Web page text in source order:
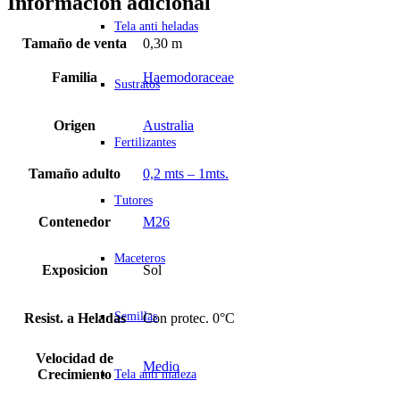
Tela anti heladas
Sustratos
Fertilizantes
Tutores
Maceteros
Semillas
Tela anti maleza
Tamaño de venta 0,30 m
Familia Haemodoraceae
Origen Australia
Tamaño adulto 0,2 mts – 1mts.
Contenedor M26
Exposicion Sol
Resist. a Heladas Con protec. 0°C
Velocidad de
Crecimiento
Medio